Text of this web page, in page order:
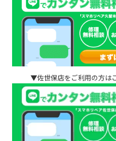
▼佐世保店をご利用の方は